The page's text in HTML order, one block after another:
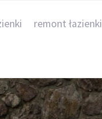
remont łazienki